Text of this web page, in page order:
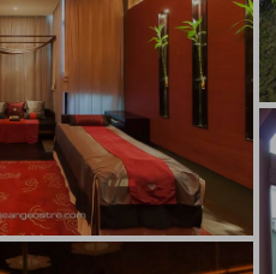
spa
© Marie-Ange Ostré